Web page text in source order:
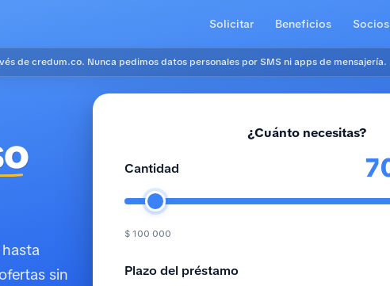
Solicitar Beneficios Socios
de credum.co. Nunca pedimos datos personales por SMS ni apps de mensajería.
sin
¿Cuánto necesitas?
Cantidad
$ 100 000
Plazo del préstamo